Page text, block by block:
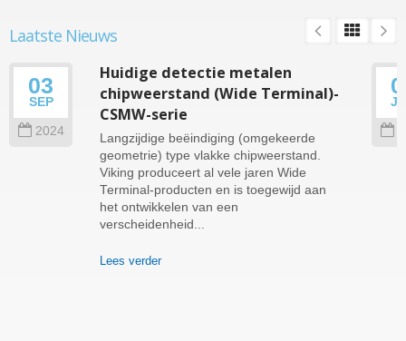
Laatste Nieuws
03
SEP
2024
Huidige detectie metalen
chipweerstand (Wide Terminal)-
CSMW-serie
Langzijdige beëindiging (omgekeerde
geometrie) type vlakke chipweerstand.
Viking produceert al vele jaren Wide
Terminal-producten en is toegewijd aan
het ontwikkelen van een
verscheidenheid...
Lees verder